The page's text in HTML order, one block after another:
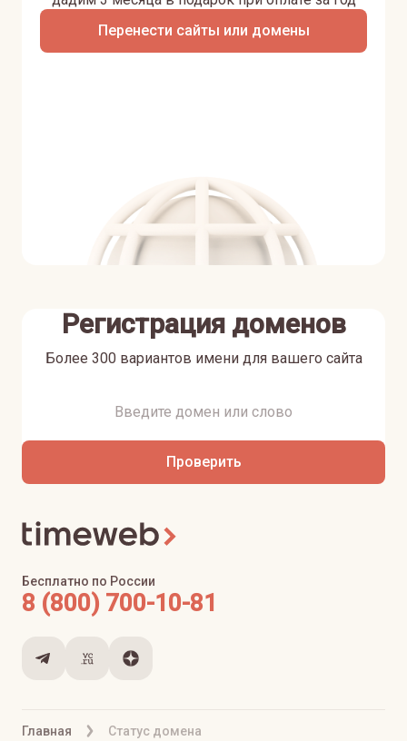
Перенести сайты или домены
Регистрация доменов
Более 300 вариантов имени для вашего сайта
Проверить
Главная Статус домена
Бесплатно по России
8 (800) 700-10-81